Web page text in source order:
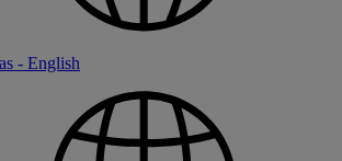
- English